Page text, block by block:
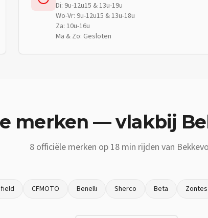
Di: 9u-12u15 & 13u-19u
Wo-Vr: 9u-12u15 & 13u-18u
Za: 10u-16u
Ma & Zo: Gesloten
merken — vlakbij
8 officiële merken op 18 min rijden van
CFMOTO Benelli Sherco Beta Zontes